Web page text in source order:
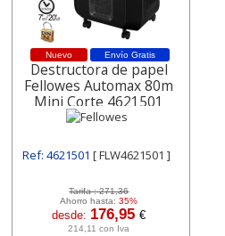
Envío Gratis
Nuevo
Destructora de papel
Fellowes Automax 80m
Mini Corte 4621501
Ref: 4621501[ FLW4621501 ]
Tarifa :271,36
Ahorro hasta:35%
desde: 176,95€
214,11 con Iva